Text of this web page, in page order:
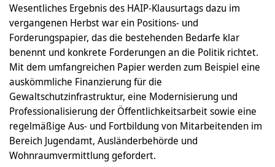
Wesentliches Ergebnis des HAIP-Klausurtags dazu im
vergangenen Herbst war ein Positions- und
Forderungspapier, das die bestehenden Bedarfe klar
benennt und konkrete Forderungen an die Politik richtet.
Mit dem umfangreichen Papier werden zum Beispiel eine
auskömmliche Finanzierung für die
Gewaltschutzinfrastruktur, eine Modernisierung und
Professionalisierung der Öffentlichkeitsarbeit sowie eine
regelmäßige Aus- und Fortbildung von Mitarbeitenden im
Bereich Jugendamt, Ausländerbehörde und
Wohnraumvermittlung gefordert.